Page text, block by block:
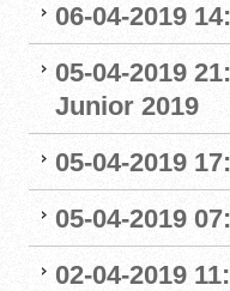
06-04-2019
05-04-2019
Junior 2019
05-04-2019
05-04-2019
02-04-2019